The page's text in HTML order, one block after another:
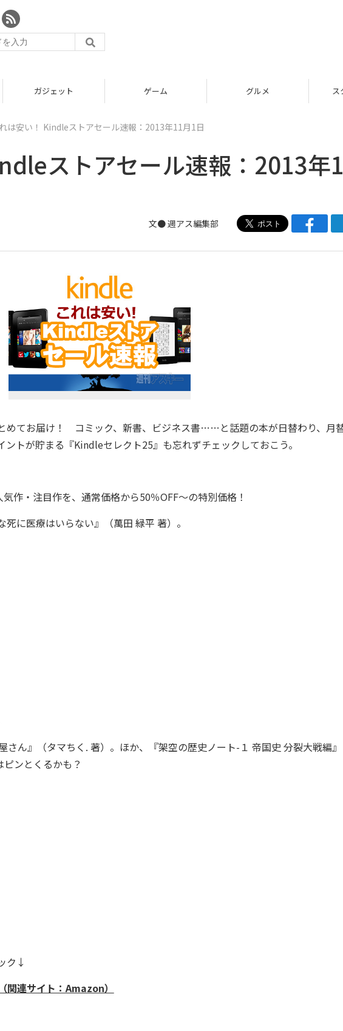
ゲーム グルメ スタートアップ
は安い！ Kindleストアセール速報：2013年11月1日
ストアセール速報：2013年
文●週アス編集部
めてお届け！ コミック、新書、ビジネス書……と話題の本が日替わり、月
トが貯まる『Kindleセレクト25』も忘れずチェックしておこう。
作・注目作を、通常価格から50％OFF～の特別価格！
に医療はいらない』（萬田 緑平 著）。
さん』（タマちく. 著）。ほか、『架空の歴史ノート-１ 帝国史 分裂大戦編
ンとくるかも？
ク↓
連サイト：Amazon）